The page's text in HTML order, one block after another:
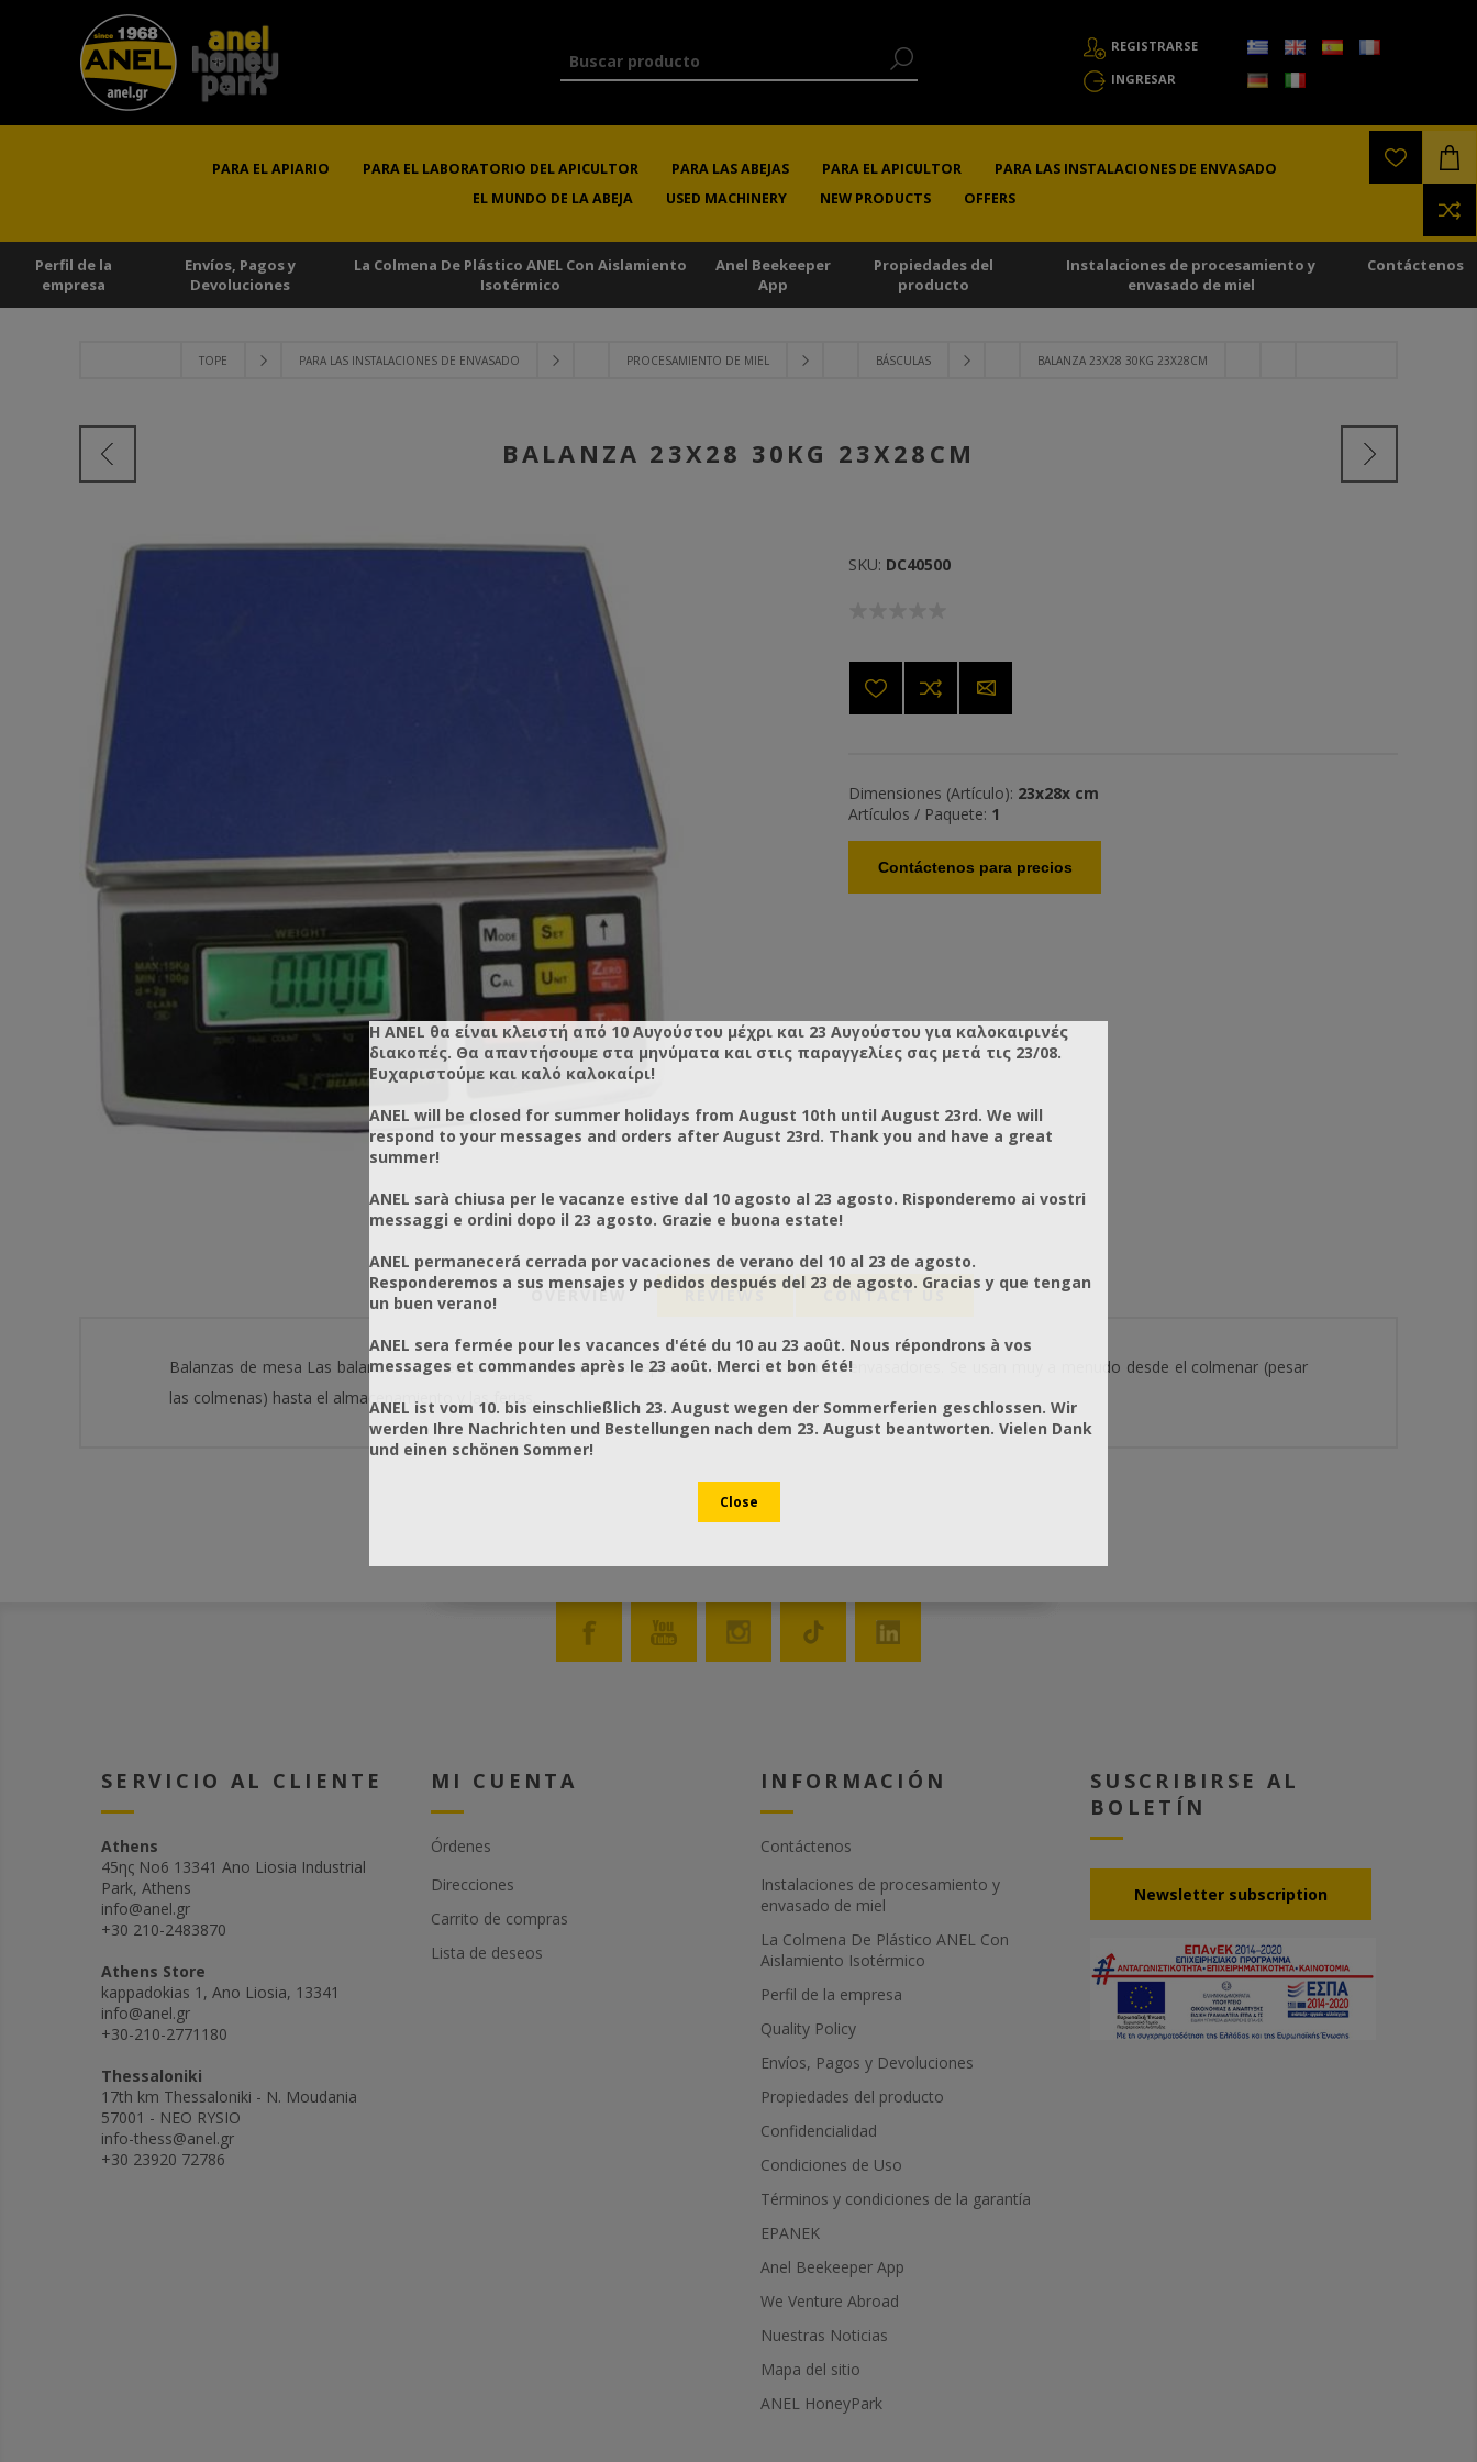
REGISTRARSE
INGRESAR
PARA EL APIARIO PARA EL LABORATORIO DEL APICULTOR PARA LAS ABEJAS PARA EL APICULTOR
PARA LAS INSTALACIONES DE ENVASADO
EL MUNDO DE LA ABEJA
USED MACHINERY NEW PRODUCTS OFFERS
Perfil de la
empresa
Envíos, Pagos y
Devoluciones
La Colmena De Plástico ANEL Con Aislamiento
Isotérmico
Anel Beekeeper
App
Propiedades del
producto
Instalaciones de procesamiento y
envasado de miel
Contáctenos
TOPE PARA LAS INSTALACIONES DE ENVASADO PROCESAMIENTO DE MIEL BÁSCULAS BALANZA 23X28 30KG 23X28CM
BALANZA 23X28 30KG 23X28CM
SKU: DC40500
Dimensiones (Artículo): 23x28x cm
Artículos / Paquete: 1
Contáctenos para precios
OVERVIEW REVIEWS CONTACT US
Balanzas de mesa Las balanzas son necesarios no sólo para los apicultores sino también los envasadores. Se usan muy a menudo desde el colmenar (pesar
las colmenas) hasta el almacenamiento y las ferias.
SERVICIO AL CLIENTE
Athens
45ης Νο6 13341 Ano Liosia Industrial
Park, Athens
info@anel.gr
+30 210-2483870
Athens Store
kappadokias 1, Ano Liosia, 13341
info@anel.gr
+30-210-2771180
Thessaloniki
17th km Thessaloniki - N. Moudania
57001 - NEO RYSIO
info-thess@anel.gr
+30 23920 72786
MI CUENTA
Órdenes
Direcciones
Carrito de compras
Lista de deseos
INFORMACIÓN
Contáctenos
Instalaciones de procesamiento y
envasado de miel
La Colmena De Plástico ANEL Con
Aislamiento Isotérmico
Perfil de la empresa
Quality Policy
Envíos, Pagos y Devoluciones
Propiedades del producto
Confidencialidad
Condiciones de Uso
Términos y condiciones de la garantía
EPANEK
Anel Beekeeper App
We Venture Abroad
Nuestras Noticias
Mapa del sitio
ANEL HoneyPark
SUSCRIBIRSE AL
BOLETÍN
Νewsletter subscription
Η ANEL θα είναι κλειστή από 10 Αυγούστου μέχρι και 23 Αυγούστου για καλοκαιρινές
διακοπές. Θα απαντήσουμε στα μηνύματα και στις παραγγελίες σας μετά τις 23/08.
Ευχαριστούμε και καλό καλοκαίρι!
ANEL will be closed for summer holidays from August 10th until August 23rd. We will
respond to your messages and orders after August 23rd. Thank you and have a great
summer!
ANEL sarà chiusa per le vacanze estive dal 10 agosto al 23 agosto. Risponderemo ai vostri
messaggi e ordini dopo il 23 agosto. Grazie e buona estate!
ANEL permanecerá cerrada por vacaciones de verano del 10 al 23 de agosto.
Responderemos a sus mensajes y pedidos después del 23 de agosto. Gracias y que tengan
un buen verano!
ANEL sera fermée pour les vacances d'été du 10 au 23 août. Nous répondrons à vos
messages et commandes après le 23 août. Merci et bon été!
ANEL ist vom 10. bis einschließlich 23. August wegen der Sommerferien geschlossen. Wir
werden Ihre Nachrichten und Bestellungen nach dem 23. August beantworten. Vielen Dank
und einen schönen Sommer!